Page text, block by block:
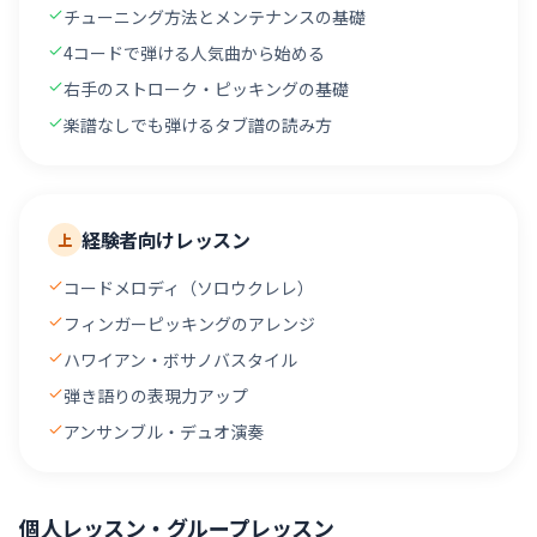
チューニング方法とメンテナンスの基礎
4コードで弾ける人気曲から始める
右手のストローク・ピッキングの基礎
楽譜なしでも弾けるタブ譜の読み方
上 経験者向けレッスン
コードメロディ（ソロウクレレ）
フィンガーピッキングのアレンジ
ハワイアン・ボサノバスタイル
弾き語りの表現力アップ
アンサンブル・デュオ演奏
個人レッスン・グループレッスン